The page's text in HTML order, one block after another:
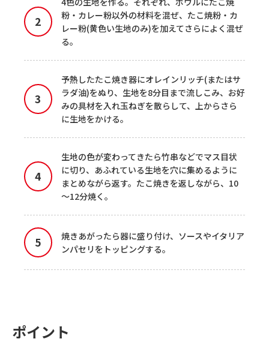
粉・カレー粉以外の材料を混ぜ、たこ焼粉・カ
レー粉(黄色い生地のみ)を加えてさらによく混ぜ
る。
予熱したたこ焼き器にオレインリッチ(またはサ
ラダ油)をぬり、生地を8分目まで流しこみ、お好
みの具材を入れ玉ねぎを散らして、上からさら
に生地をかける。
生地の色が変わってきたら竹串などでマス目状
に切り、あふれている生地を穴に集めるように
まとめながら返す。たこ焼きを返しながら、10
～12分焼く。
焼きあがったら器に盛り付け、ソースやイタリア
ンパセリをトッピングする。
ポイント